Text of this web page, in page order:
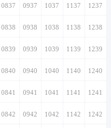
0837 0937 1037 1137 1237
0838 0938 1038 1138 1238
0839 0939 1039 1139 1239
0840 0940 1040 1140 1240
0841 0941 1041 1141 1241
0842 0942 1042 1142 1242